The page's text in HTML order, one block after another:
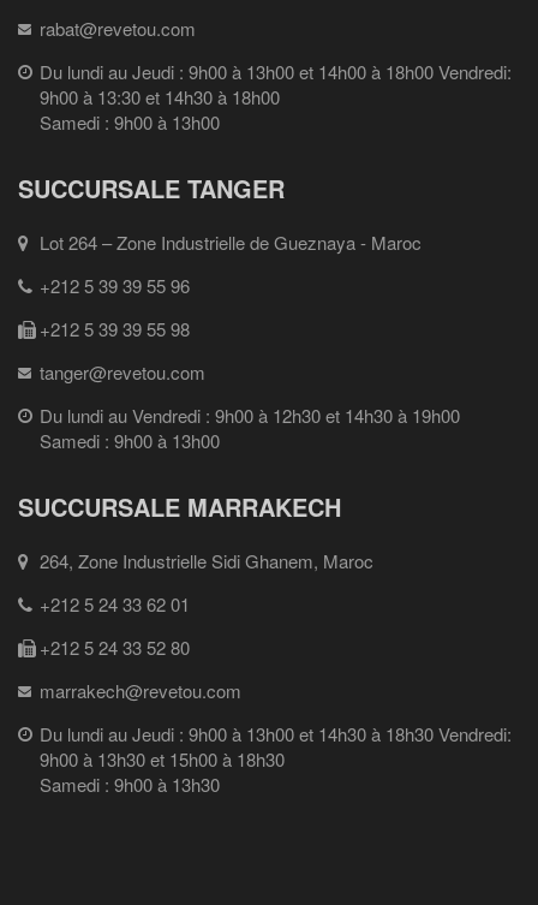
rabat@revetou.com
Du lundi au Jeudi : 9h00 à 13h00 et 14h00 à 18h00 Vendredi:
9h00 à 13:30 et 14h30 à 18h00
Samedi : 9h00 à 13h00
SUCCURSALE TANGER
Lot 264 – Zone Industrielle de Gueznaya - Maroc
+212 5 39 39 55 96
+212 5 39 39 55 98
tanger@revetou.com
Du lundi au Vendredi : 9h00 à 12h30 et 14h30 à 19h00
Samedi : 9h00 à 13h00
SUCCURSALE MARRAKECH
264, Zone Industrielle Sidi Ghanem, Maroc
+212 5 24 33 62 01
+212 5 24 33 52 80
marrakech@revetou.com
Du lundi au Jeudi : 9h00 à 13h00 et 14h30 à 18h30 Vendredi:
9h00 à 13h30 et 15h00 à 18h30
Samedi : 9h00 à 13h30